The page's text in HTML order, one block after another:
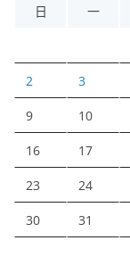
日
一
2 3
9 10
16 17
23 24
30 31